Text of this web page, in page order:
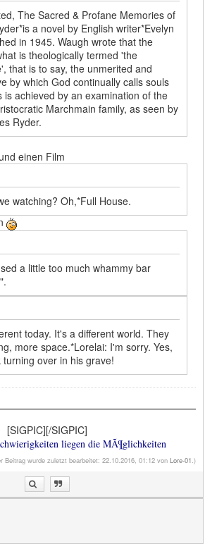
The Sacred & Profane Memories of
a novel by English writer*Evelyn
in 1945. Waugh wrote that the
is theologically termed 'the
that is to say, the unmerited and
by which God continually calls souls
is achieved by an examination of the
Marchmain family, as seen by
Ryder.
einen Film
watching? Oh,*Full House.
a little too much whammy bar
today. It's a different world. They
more space.*Lorelai: I'm sorry. Yes,
over in his grave!
[SIGPIC][/SIGPIC]
liegen die MÃ¶glichkeiten
Beitrag wurde zuletzt bearbeitet: 22.10.2016, 01:12 von Lore-01 .)